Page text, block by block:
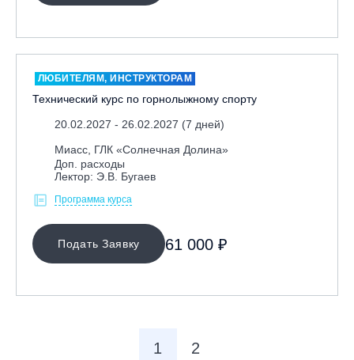
ЛЮБИТЕЛЯМ, ИНСТРУКТОРАМ
Технический курс по горнолыжному спорту
20.02.2027 - 26.02.2027 (7 дней)
Миасс, ГЛК «Солнечная Долина»
Доп. расходы
Лектор: Э.В. Бугаев
Программа курса
Подать Заявку 61 000 ₽
1 2